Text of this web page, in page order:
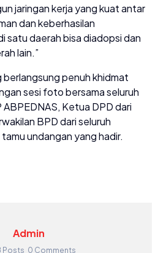
jaringan kerja yang kuat antar
dan keberhasilan
satu daerah bisa diadopsi dan
lain.”
berlangsung penuh khidmat
sesi foto bersama seluruh
Ketua DPD dari
BPD dari seluruh
undangan yang hadir.
Admin
Posts 0 Comments